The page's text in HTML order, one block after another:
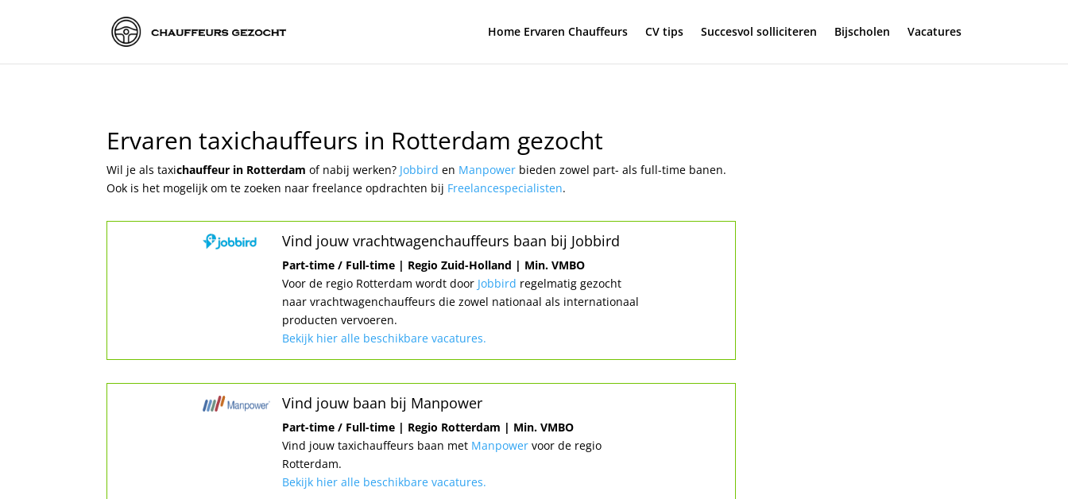
Home Ervaren Chauffeurs CV tips Succesvol solliciteren Bijscholen Vacatures
Ervaren taxichauffeurs in Rotterdam gezocht
Wil je als taxichauffeur in Rotterdamof nabij werken? Jobbirden Manpower bieden zowel part- als full-time banen.
Ook is het mogelijk om te zoeken naar freelance opdrachten bij Freelancespecialisten.
Vind jouw vrachtwagenchauffeurs baan bij Jobbird
Part-time / Full-time | Regio Zuid-Holland | Min. VMBO
Voor de regio Rotterdam wordt door Jobbird regelmatig gezocht
naar vrachtwagenchauffeurs die zowel nationaal als internationaal
producten vervoeren.
Bekijk hier alle beschikbare vacatures.
Vind jouw baan bij Manpower
Part-time / Full-time | Regio Rotterdam | Min. VMBO
Vind jouw taxichauffeurs baan met Manpowervoor de regio
Rotterdam.
Bekijk hier alle beschikbare vacatures.